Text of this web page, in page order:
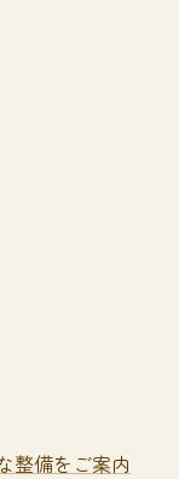
整備をご案内